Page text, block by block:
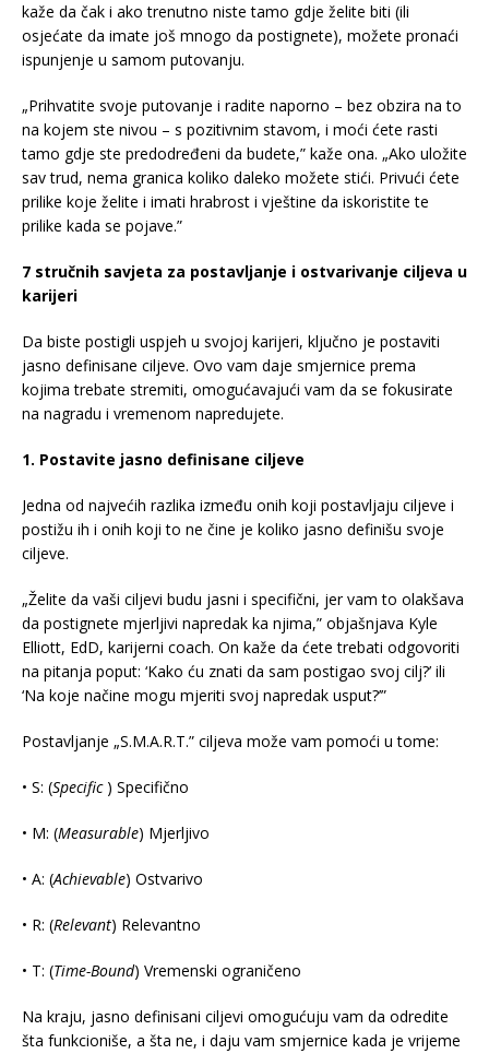
kaže da čak i ako trenutno niste tamo gdje želite biti (ili
osjećate da imate još mnogo da postignete), možete pronaći
ispunjenje u samom putovanju.
„Prihvatite svoje putovanje i radite naporno – bez obzira na to
na kojem ste nivou – s pozitivnim stavom, i moći ćete rasti
tamo gdje ste predodređeni da budete,” kaže ona. „Ako uložite
sav trud, nema granica koliko daleko možete stići. Privući ćete
prilike koje želite i imati hrabrost i vještine da iskoristite te
prilike kada se pojave.”
7 stručnih savjeta za postavljanje i ostvarivanje ciljeva u
karijeri
Da biste postigli uspjeh u svojoj karijeri, ključno je postaviti
jasno definisane ciljeve. Ovo vam daje smjernice prema
kojima trebate stremiti, omogućavajući vam da se fokusirate
na nagradu i vremenom napredujete.
1. Postavite jasno definisane ciljeve
Jedna od najvećih razlika između onih koji postavljaju ciljeve i
postižu ih i onih koji to ne čine je koliko jasno definišu svoje
ciljeve.
„Želite da vaši ciljevi budu jasni i specifični, jer vam to olakšava
da postignete mjerljivi napredak ka njima,” objašnjava Kyle
Elliott, EdD, karijerni coach. On kaže da ćete trebati odgovoriti
na pitanja poput: ‘Kako ću znati da sam postigao svoj cilj?’ ili
‘Na koje načine mogu mjeriti svoj napredak usput?’”
Postavljanje „S.M.A.R.T.” ciljeva može vam pomoći u tome:
• S: (Specific) Specifično
• M: (Measurable) Mjerljivo
• A: (Achievable) Ostvarivo
• R: (Relevant) Relevantno
• T: (Time-Bound) Vremenski ograničeno
Na kraju, jasno definisani ciljevi omogućuju vam da odredite
šta funkcioniše, a šta ne, i daju vam smjernice kada je vrijeme